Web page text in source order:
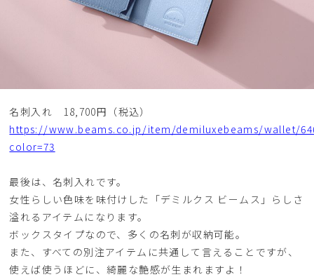
名刺入れ 18,700円（税込）
https://www.beams.co.jp/item/demiluxebeams/wallet/
color=73
最後は、名刺入れです。
女性らしい色味を味付けした「デミルクス ビームス」らしさ
溢れるアイテムになります。
ボックスタイプなので、多くの名刺が収納可能。
また、すべての別注アイテムに共通して言えることですが、
使えば使うほどに、綺麗な艶感が生まれますよ！